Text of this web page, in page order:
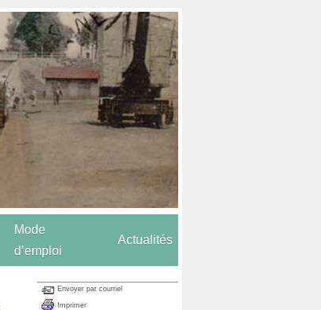
Mode
d’emploi
Actualités
Envoyer par courriel
Imprimer